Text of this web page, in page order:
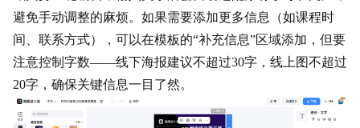
避免手动调整的麻烦。如果需要添加更多信息（如课程时
间、 联系方式），可以在模板的“补充信息”区域添加，但要
注意控制字数——线下海报建议不超过30字，线上图不超过
20字，确保关键信息一目了然。